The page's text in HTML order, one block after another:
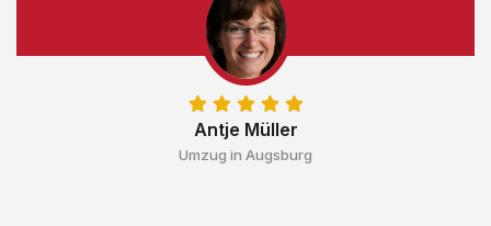
Antje Müller
Umzug in Augsburg